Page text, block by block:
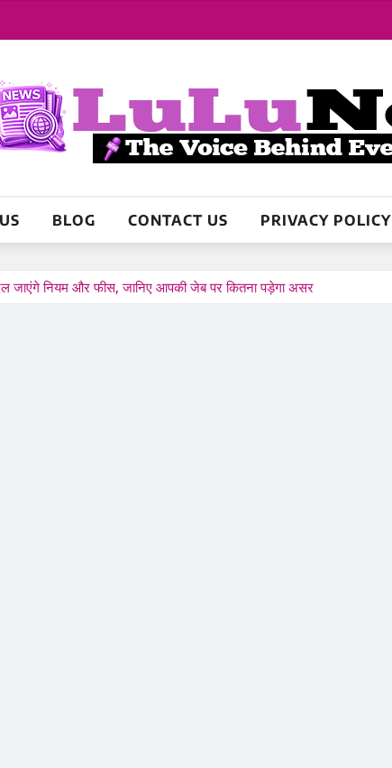
BLOG CONTACT US PRIVACY POLICY
जाएंगे नियम और फीस, जानिए आपकी जेब पर कितना पड़ेगा असर